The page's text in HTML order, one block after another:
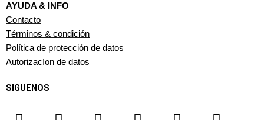
AYUDA & INFO
Contacto
Términos & condición
Política de protección de datos
Autorizacíon de datos
SIGUENOS
F
I
T
Y
W
L